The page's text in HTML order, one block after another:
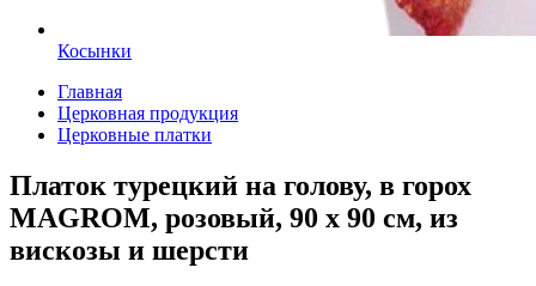
Косынки
Главная
Церковная продукция
Церковные платки
Платок турецкий на голову, в горох
MAGROM, розовый, 90 х 90 см, из
вискозы и шерсти